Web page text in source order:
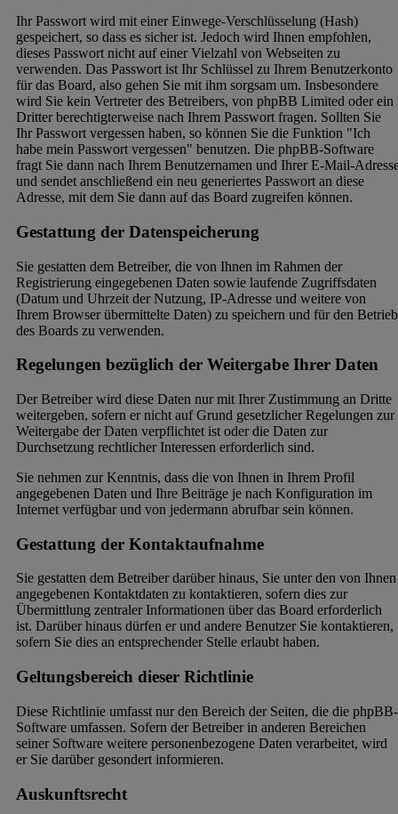
Ihr Passwort wird mit einer Einwege-Verschlüsselung (Hash)
gespeichert, so dass es sicher ist. Jedoch wird Ihnen empfohlen,
dieses Passwort nicht auf einer Vielzahl von Webseiten zu
verwenden. Das Passwort ist Ihr Schlüssel zu Ihrem Benutzerkonto
für das Board, also gehen Sie mit ihm sorgsam um. Insbesondere
wird Sie kein Vertreter des Betreibers, von phpBB Limited oder ein
Dritter berechtigterweise nach Ihrem Passwort fragen. Sollten Sie
Ihr Passwort vergessen haben, so können Sie die Funktion "Ich
habe mein Passwort vergessen" benutzen. Die phpBB-Software
fragt Sie dann nach Ihrem Benutzernamen und Ihrer E-Mail-
und sendet anschließend ein neu generiertes Passwort an diese
Adresse, mit dem Sie dann auf das Board zugreifen können.
Gestattung der Datenspeicherung
Sie gestatten dem Betreiber, die von Ihnen im Rahmen der
Registrierung eingegebenen Daten sowie laufende Zugriffsdaten
(Datum und Uhrzeit der Nutzung, IP-Adresse und weitere von
Ihrem Browser übermittelte Daten) zu speichern und für den Betrieb
des Boards zu verwenden.
Regelungen bezüglich der Weitergabe Ihrer Daten
Der Betreiber wird diese Daten nur mit Ihrer Zustimmung an Dritte
weitergeben, sofern er nicht auf Grund gesetzlicher Regelungen zur
Weitergabe der Daten verpflichtet ist oder die Daten zur
Durchsetzung rechtlicher Interessen erforderlich sind.
Sie nehmen zur Kenntnis, dass die von Ihnen in Ihrem Profil
angegebenen Daten und Ihre Beiträge je nach Konfiguration im
Internet verfügbar und von jedermann abrufbar sein können.
Gestattung der Kontaktaufnahme
Sie gestatten dem Betreiber darüber hinaus, Sie unter den von Ihnen
angegebenen Kontaktdaten zu kontaktieren, sofern dies zur
Übermittlung zentraler Informationen über das Board erforderlich
ist. Darüber hinaus dürfen er und andere Benutzer Sie kontaktieren,
sofern Sie dies an entsprechender Stelle erlaubt haben.
Geltungsbereich dieser Richtlinie
Diese Richtlinie umfasst nur den Bereich der Seiten, die die phpBB-
Software umfassen. Sofern der Betreiber in anderen Bereichen
seiner Software weitere personenbezogene Daten verarbeitet, wird
er Sie darüber gesondert informieren.
Auskunftsrecht